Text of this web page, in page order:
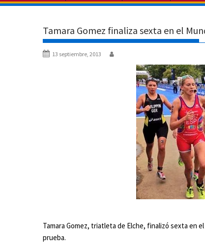
Tamara Gomez finaliza sexta en el
13 septiembre, 2013
Tamara Gomez, triatleta de Elche, finalizó sexta en
prueba.